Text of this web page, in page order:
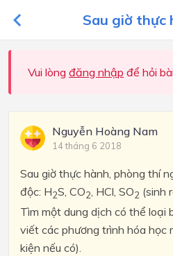
Sau giờ thực
Vui lòng đăng nhập để hỏi bài
Nguyễn Hoàng Nam
14 tháng 6 2018
Sau giờ thực hành, phòng thí
độc: H2S, CO2, HCl, SO2 (sinh
Tìm một dung dịch có thể loại
viết các phương trình hóa học
kiện nếu có).